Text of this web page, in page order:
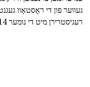
געווער פון די ראָסטאָוו
רעגיסטרירן מיט די נומער 214.